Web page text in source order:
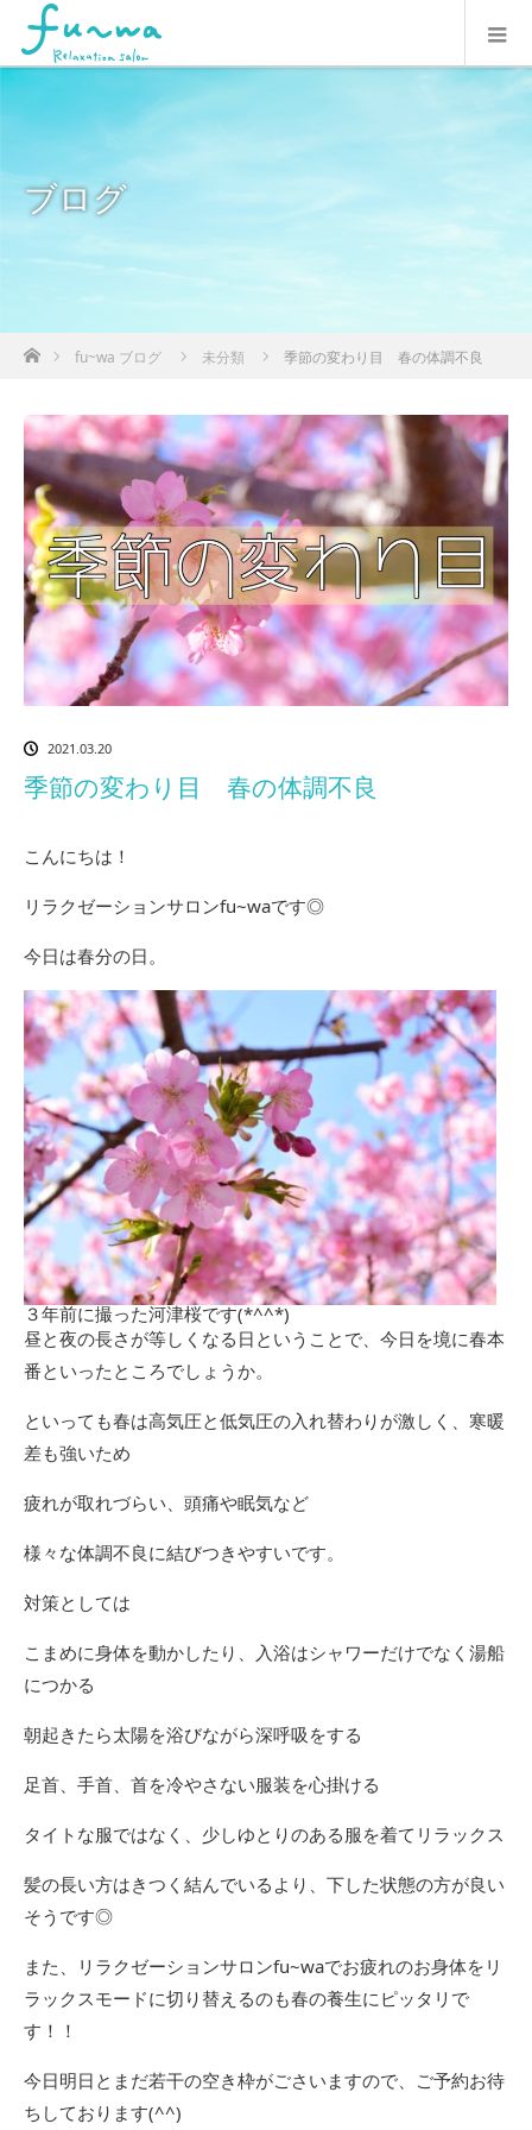
ブログ
ホームfu~wa ブログ 未分類 季節の変わり目 春の体調不良
2021.03.20
季節の変わり目 春の体調不良
こんにちは！
リラクゼーションサロンfu~waです◎
今日は春分の日。
３年前に撮った河津桜です(*^^*)
昼と夜の長さが等しくなる日ということで、今日を境に春本
番といったところでしょうか。
といっても春は高気圧と低気圧の入れ替わりが激しく、寒暖
差も強いため
疲れが取れづらい、頭痛や眠気など
様々な体調不良に結びつきやすいです。
対策としては
こまめに身体を動かしたり、入浴はシャワーだけでなく湯船
につかる
朝起きたら太陽を浴びながら深呼吸をする
足首、手首、首を冷やさない服装を心掛ける
タイトな服ではなく、少しゆとりのある服を着てリラックス
髪の長い方はきつく結んでいるより、下した状態の方が良い
そうです◎
また、リラクゼーションサロンfu~waでお疲れのお身体をリ
ラックスモードに切り替えるのも春の養生にピッタリで
す！！
今日明日とまだ若干の空き枠がごさいますので、ご予約お待
ちしております(^^)